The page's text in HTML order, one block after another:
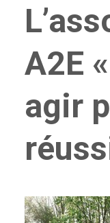
A2E
agir